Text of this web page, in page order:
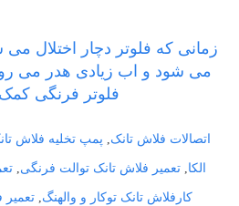
زمانی که فلوتر دچار اختلال
می شود و اب زیادی هدر می
فلوتر فرنگی کمک
اتصالات فلاش تانک, پمپ تخلیه فلاش
الکا, تعمیر فلاش تانک توالت فرنگی,
کارفلاش تانک توکار و والهنگ,تعمیر